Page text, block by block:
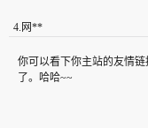
4. 网**
你可以看下你主站的友情
了。哈哈~~